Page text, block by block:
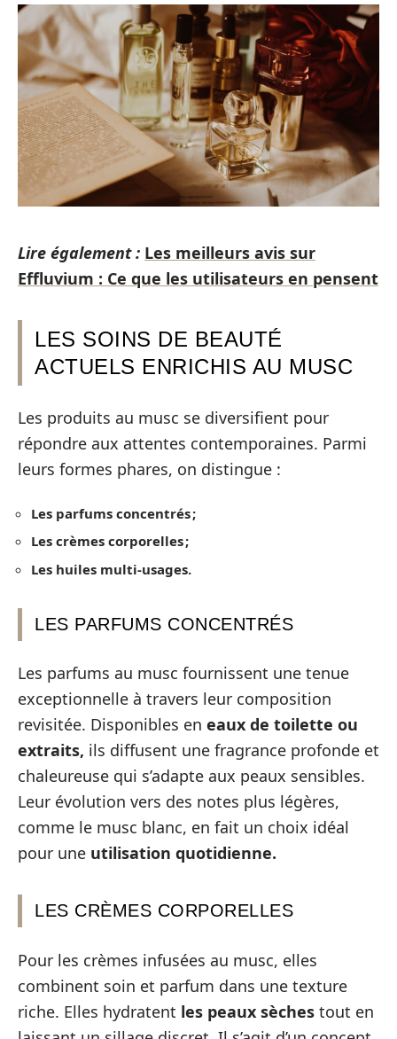
Lire également : Les meilleurs avis sur
Effluvium : Ce que les utilisateurs en pensent
LES SOINS DE BEAUTÉ
ACTUELS ENRICHIS AU MUSC
Les produits au musc se diversifient pour
répondre aux attentes contemporaines. Parmi
leurs formes phares, on distingue :
Les parfums concentrés ;
Les crèmes corporelles ;
Les huiles multi-usages.
LES PARFUMS CONCENTRÉS
Les parfums au musc fournissent une tenue
exceptionnelle à travers leur composition
revisitée. Disponibles en eaux de toilette ou
extraits, ils diffusent une fragrance profonde et
chaleureuse qui s’adapte aux peaux sensibles.
Leur évolution vers des notes plus légères,
comme le musc blanc, en fait un choix idéal
pour une utilisation quotidienne.
LES CRÈMES CORPORELLES
Pour les crèmes infusées au musc, elles
combinent soin et parfum dans une texture
riche. Elles hydratent les peaux sèches tout en